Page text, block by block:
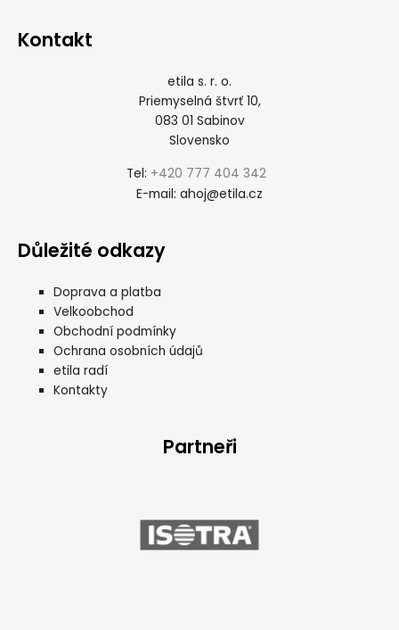
Kontakt
etila s. r. o.
Priemyselná štvrť 10,
083 01 Sabinov
Slovensko
Tel: +420 777 404 342
E-mail: ahoj@etila.cz
Důležité odkazy
Doprava a platba
Velkoobchod
Obchodní podmínky
Ochrana osobních údajů
etila radí
Kontakty
Partneři